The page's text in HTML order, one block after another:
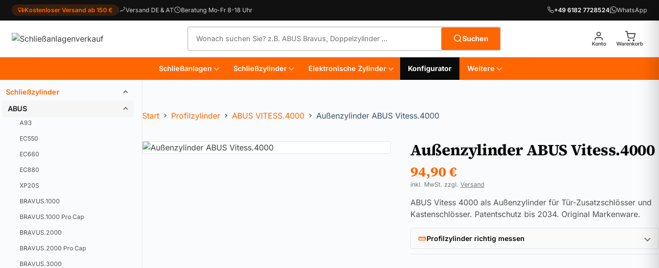
Kostenloser Versand ab 150 € Versand DE & AT Beratung Mo-Fr 8-18 Uhr +49 6182 7728524 WhatsApp
Suchen
Konto Warenkorb
Schließanlagen Schließzylinder Elektronische Zylinder Konfigurator Weitere
Schließzylinder
ABUS
A93
EC550
EC660
EC880
XP20S
BRAVUS.1000
BRAVUS.1000 Pro Cap
BRAVUS.2000
BRAVUS.2000 Pro Cap
BRAVUS.3000
Start Profilzylinder ABUS VITESS.4000 Außenzylinder ABUS Vitess.4000
Außenzylinder ABUS Vitess.4000
94,90€
inkl. MwSt. zzgl. Versand
ABUS Vitess 4000 als Außenzylinder für Tür-Zusatzschlösser und
Kastenschlösser. Patentschutz bis 2034. Original Markenware.
Profilzylinder richtig messen